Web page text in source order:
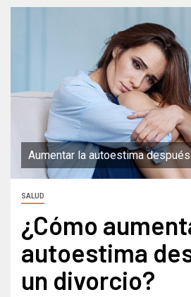
Aumentar la autoestima
SALUD
¿Cómo
autoestima
un divorcio?